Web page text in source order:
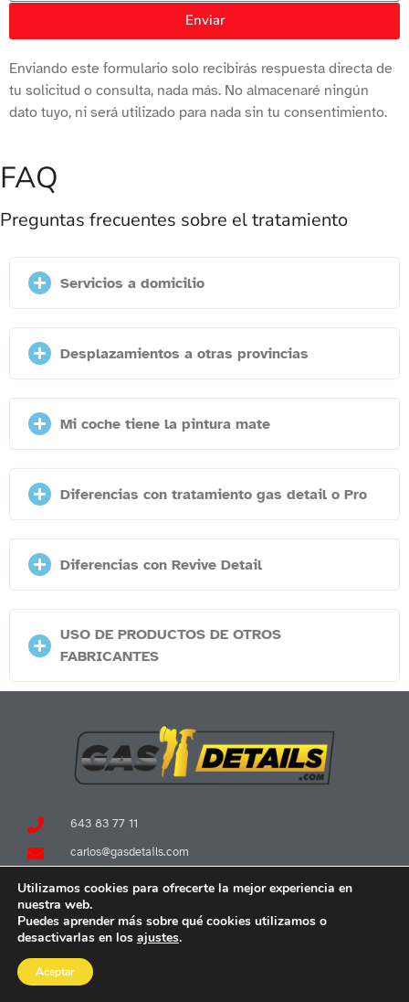
Enviar
Enviando este formulario solo recibirás respuesta directa de
tu solicitud o consulta, nada más. No almacenaré ningún
dato tuyo, ni será utilizado para nada sin tu consentimiento.
FAQ
Preguntas frecuentes sobre el tratamiento
Servicios a domicilio
Desplazamientos a otras provincias
Mi coche tiene la pintura mate
Diferencias con tratamiento gas detail o Pro
Diferencias con Revive Detail
USO DE PRODUCTOS DE OTROS
FABRICANTES
643 83 77 11
carlos@gasdetails.com
Calle Octavio Paz 2, 86
Horario de contacto:
L-V: 9:00–19:00
S: 10:00-14:00
Utilizamos cookies para ofrecerte la mejor experiencia en
nuestra web.
Puedes aprender más sobre qué cookies utilizamos o
desactivarlas en los ajustes.
Aceptar
¿Tienes alguna duda?